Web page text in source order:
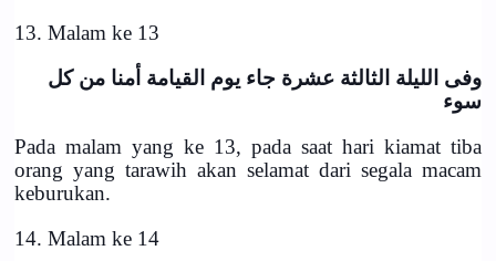
13. Malam ke 13
وفى الليلة الثالثة عشرة جاء يوم القيامة أمنا من كل
سوء
Pada malam yang ke 13, pada saat hari kiamat tiba
orang yang tarawih akan selamat dari segala macam
keburukan.
14. Malam ke 14